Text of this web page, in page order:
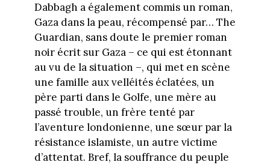
Dabbagh a également commis un roman,
Gaza dans la peau, récompensé par… The
Guardian, sans doute le premier roman
noir écrit sur Gaza – ce qui est étonnant
au vu de la situation –, qui met en scène
une famille aux velléités éclatées, un
père parti dans le Golfe, une mère au
passé trouble, un frère tenté par
l’aventure londonienne, une sœur par la
résistance islamiste, un autre victime
d’attentat. Bref, la souffrance du peuple